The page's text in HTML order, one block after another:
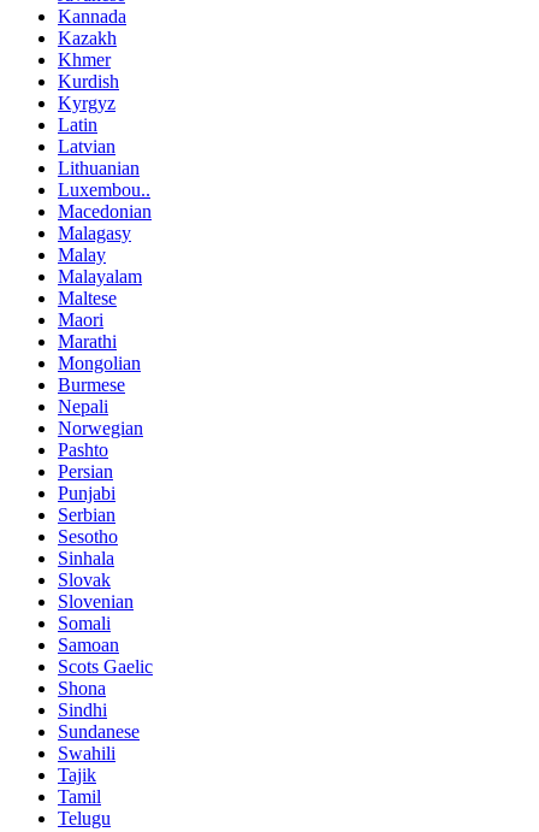
Kannada
Kazakh
Khmer
Kurdish
Kyrgyz
Latin
Latvian
Lithuanian
Luxembou..
Macedonian
Malagasy
Malay
Malayalam
Maltese
Maori
Marathi
Mongolian
Burmese
Nepali
Norwegian
Pashto
Persian
Punjabi
Serbian
Sesotho
Sinhala
Slovak
Slovenian
Somali
Samoan
Scots Gaelic
Shona
Sindhi
Sundanese
Swahili
Tajik
Tamil
Telugu